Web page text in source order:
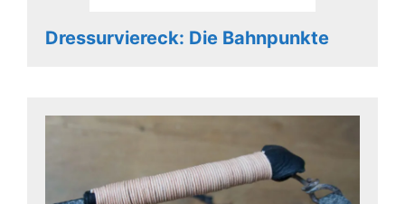
Dressurviereck: Die Bahnpunkte